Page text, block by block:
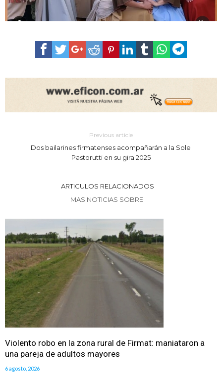
Previous article
Dos bailarines firmatenses acompañarán a la Sole
Pastorutti en su gira 2025
ARTICULOS RELACIONADOS
MAS NOTICIAS SOBRE
Violento robo en la zona rural de Firmat: maniataron a
una pareja de adultos mayores
6 agosto, 2026